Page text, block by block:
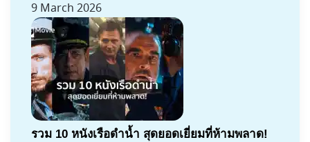
9 March 2026
รวม 10 หนังเรือดำน้ำ สุดยอดเยี่ยมที่ห้ามพลาด!